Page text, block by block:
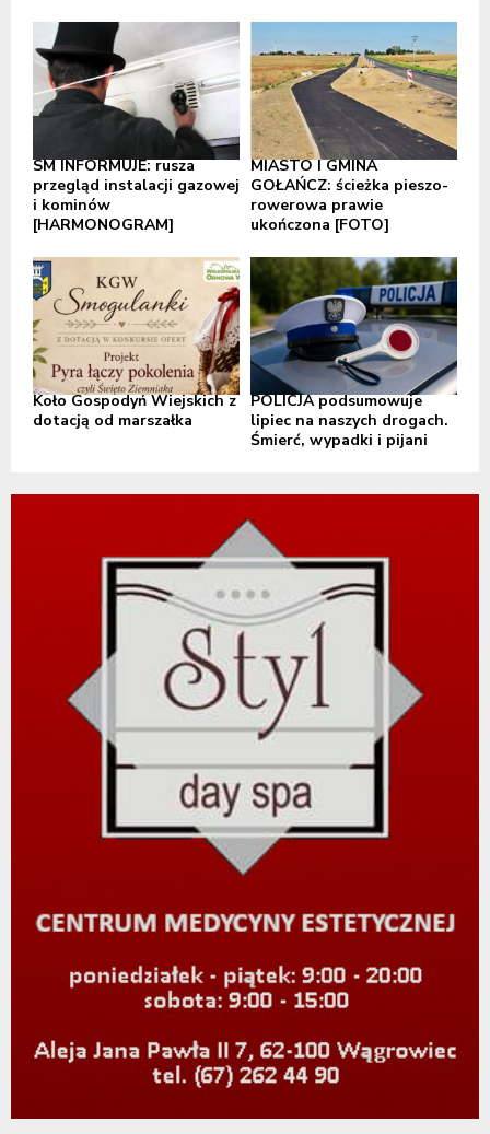
SM INFORMUJE: rusza
przegląd instalacji gazowej
i kominów
[HARMONOGRAM]
MIASTO I GMINA
GOŁAŃCZ: ścieżka pieszo-
rowerowa prawie
ukończona [FOTO]
Koło Gospodyń Wiejskich z
dotacją od marszałka
POLICJA podsumowuje
lipiec na naszych drogach.
Śmierć, wypadki i pijani